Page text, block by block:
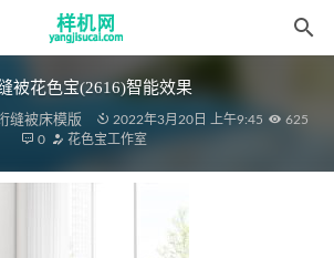
被花色宝(2616)智能效果
缝被床模版 2022年3月20日 上午9:45
625
0
花色宝工作室